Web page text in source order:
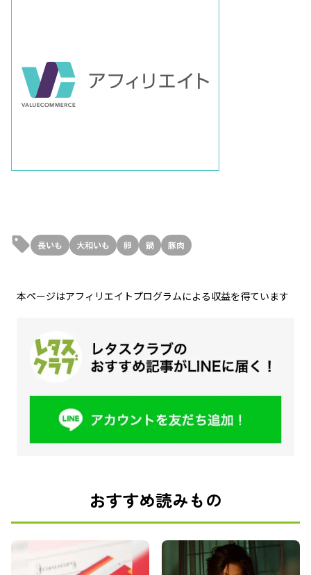
長いも 大和いも 卵 鍋 豚肉
本ページはアフィリエイトプログラムによる収益を得ています
おすすめ読みもの